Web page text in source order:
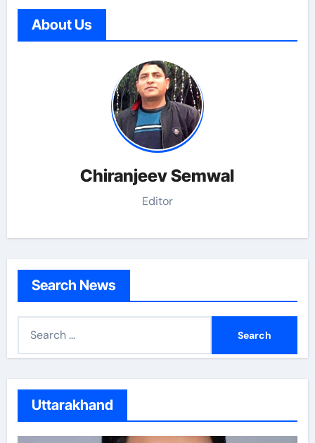
About Us
Chiranjeev Semwal
Editor
Search News
h
Uttarakhand